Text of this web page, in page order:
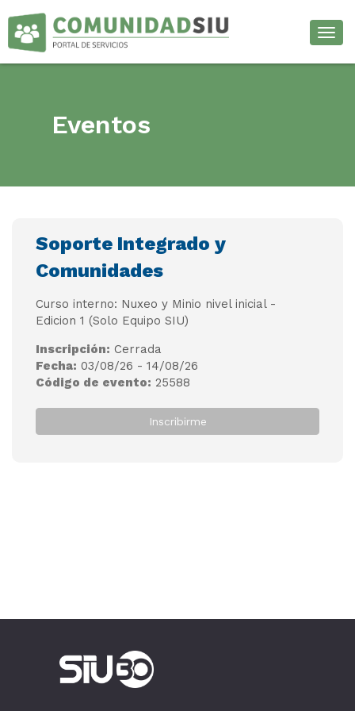
Eventos
Soporte Integrado y
Comunidades
Curso interno: Nuxeo y Minio nivel inicial -
Edicion 1 (Solo Equipo SIU)
Inscripción: Cerrada
Fecha: 03/08/26 - 14/08/26
Código de evento: 25588
Inscribirme